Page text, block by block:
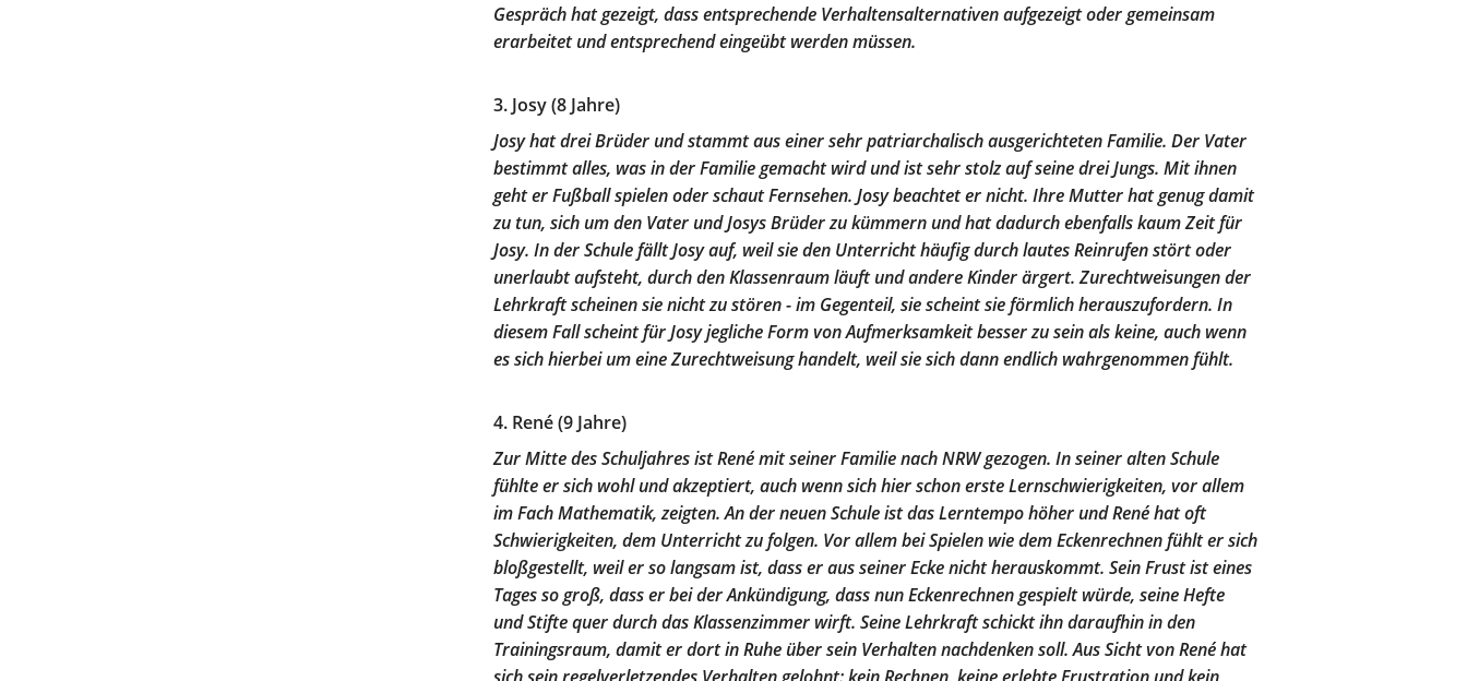
Gespräch hat gezeigt, dass entsprechende Verhaltensalternativen aufgezeigt oder gemeinsam
erarbeitet und entsprechend eingeübt werden müssen.
3. Josy (8 Jahre)
Josy hat drei Brüder und stammt aus einer sehr patriarchalisch ausgerichteten Familie. Der Vater
bestimmt alles, was in der Familie gemacht wird und ist sehr stolz auf seine drei Jungs. Mit ihnen
geht er Fußball spielen oder schaut Fernsehen. Josy beachtet er nicht. Ihre Mutter hat genug damit
zu tun, sich um den Vater und Josys Brüder zu kümmern und hat dadurch ebenfalls kaum Zeit für
Josy. In der Schule fällt Josy auf, weil sie den Unterricht häufig durch lautes Reinrufen stört oder
unerlaubt aufsteht, durch den Klassenraum läuft und andere Kinder ärgert. Zurechtweisungen der
Lehrkraft scheinen sie nicht zu stören - im Gegenteil, sie scheint sie förmlich herauszufordern. In
diesem Fall scheint für Josy jegliche Form von Aufmerksamkeit besser zu sein als keine, auch wenn
es sich hierbei um eine Zurechtweisung handelt, weil sie sich dann endlich wahrgenommen fühlt.
4. René (9 Jahre)
Zur Mitte des Schuljahres ist René mit seiner Familie nach NRW gezogen. In seiner alten Schule
fühlte er sich wohl und akzeptiert, auch wenn sich hier schon erste Lernschwierigkeiten, vor allem
im Fach Mathematik, zeigten. An der neuen Schule ist das Lerntempo höher und René hat oft
Schwierigkeiten, dem Unterricht zu folgen. Vor allem bei Spielen wie dem Eckenrechnen fühlt er sich
bloßgestellt, weil er so langsam ist, dass er aus seiner Ecke nicht herauskommt. Sein Frust ist eines
Tages so groß, dass er bei der Ankündigung, dass nun Eckenrechnen gespielt würde, seine Hefte
und Stifte quer durch das Klassenzimmer wirft. Seine Lehrkraft schickt ihn daraufhin in den
Trainingsraum, damit er dort in Ruhe über sein Verhalten nachdenken soll. Aus Sicht von René hat